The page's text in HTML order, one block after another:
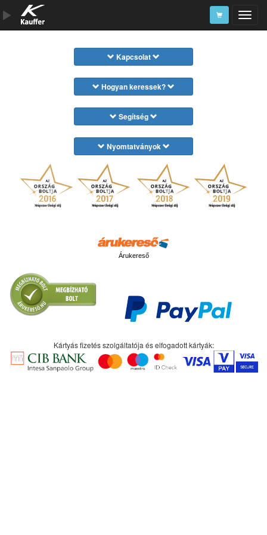
Szerszámkatalógus
Kapcsolat
Hogyan keressek?
Segítség
Nyomtatványok
Árukereső
Kártyás fizetés szolgáltatója és elfogadott kártyák: